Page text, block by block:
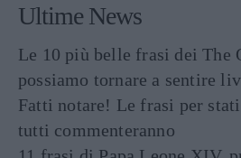
Ultime News
Le 10 più belle frasi dei The
possiamo tornare a sentire
Fatti notare! Le frasi per
tutti commenteranno